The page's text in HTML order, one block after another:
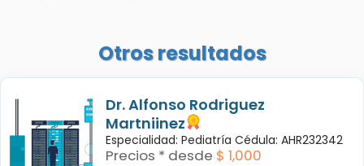
Otros resultados
Dr. Alfonso Rodriguez
Martniinez
Especialidad: Pediatría Cédula: AHR232342
Precios * desde $ 1,000